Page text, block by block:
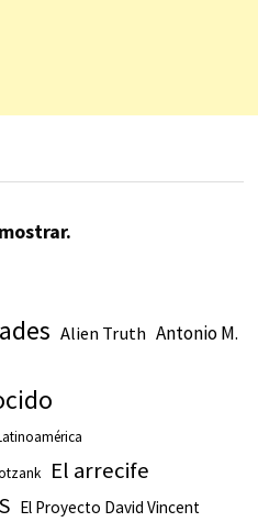
Alien Truth Antonio M.
El arrecife
El Proyecto David Vincent